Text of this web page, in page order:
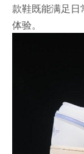
款鞋既能满足
体验。